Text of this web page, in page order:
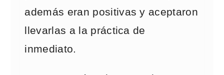
además eran positivas y aceptaron
llevarlas a la práctica de
inmediato.